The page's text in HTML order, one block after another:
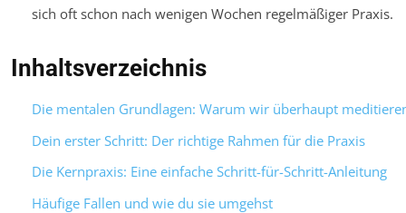
sich oft schon nach wenigen Wochen regelmäßiger Praxis.
Inhaltsverzeichnis
Die mentalen Grundlagen: Warum wir überhaupt
Dein erster Schritt: Der richtige Rahmen für die Praxis
Die Kernpraxis: Eine einfache Schritt-für-Schritt-Anleitung
Häufige Fallen und wie du sie umgehst